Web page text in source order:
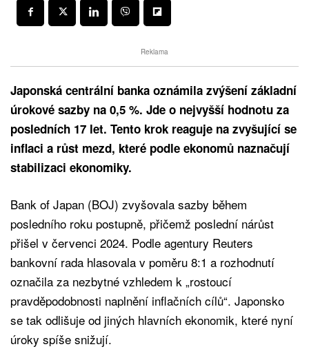
Reklama
Japonská centrální banka oznámila zvýšení základní
úrokové sazby na 0,5 %. Jde o nejvyšší hodnotu za
posledních 17 let. Tento krok reaguje na zvyšující se
inflaci a růst mezd, které podle ekonomů naznačují
stabilizaci ekonomiky.
Bank of Japan (BOJ) zvyšovala sazby během
posledního roku postupně, přičemž poslední nárůst
přišel v červenci 2024. Podle agentury Reuters
bankovní rada hlasovala v poměru 8:1 a rozhodnutí
označila za nezbytné vzhledem k „rostoucí
pravděpodobnosti naplnění inflačních cílů“. Japonsko
se tak odlišuje od jiných hlavních ekonomik, které nyní
úroky spíše snižují.